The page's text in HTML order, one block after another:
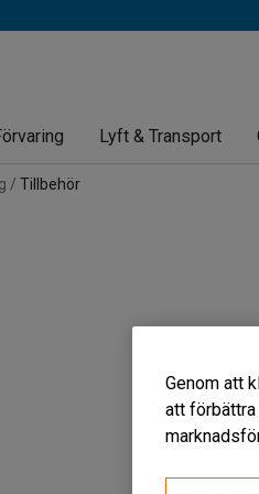
Lyft & Transport
Tillbehör
Genom att
att förbättra